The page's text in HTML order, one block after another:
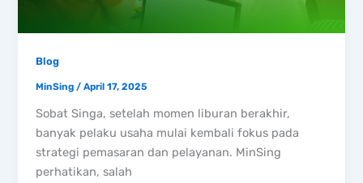
Blog
MinSing/April 17, 2025
Sobat Singa, setelah momen liburan berakhir,
banyak pelaku usaha mulai kembali fokus pada
strategi pemasaran dan pelayanan. MinSing
perhatikan, salah